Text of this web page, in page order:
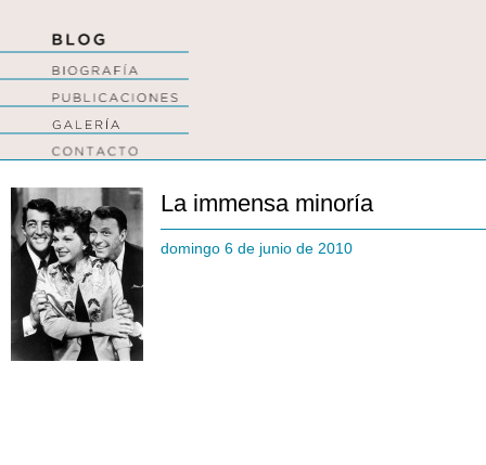
La immensa minoría
domingo 6 de junio de 2010